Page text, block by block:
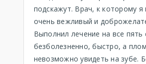
подскажут. Врач, к которому
очень вежливый и
Выполнил лечение на все пять
безболезненно, быстро, а
невозможно увидеть на зубе.